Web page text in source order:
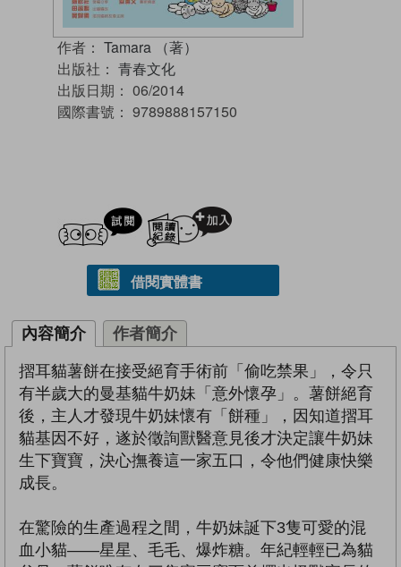
作者： Tamara （著）
出版社： 青春文化
出版日期： 06/2014
國際書號： 9789888157150
試閲
借閱實體書
內容簡介 作者簡介
摺耳貓薯餅在接受絕育手術前「偷吃禁果」，令只
有半歲大的曼基貓牛奶妹「意外懷孕」。薯餅絕育
後，主人才發現牛奶妹懷有「餅種」，因知道摺耳
貓基因不好，遂於徵詢獸醫意見後才決定讓牛奶妹
生下寶寶，決心撫養這一家五口，令他們健康快樂
成長。
在驚險的生產過程之間，牛奶妹誕下3隻可愛的混
血小貓——星星、毛毛、爆炸糖。年紀輕輕已為貓